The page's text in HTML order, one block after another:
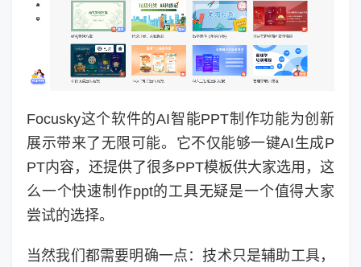
Focusky这个软件的AI智能PPT制作功能为创新
展示带来了无限可能。它不仅能够一键AI生成P
PT内容，还提供了很多PPT模板供大家选用，这
么一个快速制作ppt的工具无疑是一个值得大家
尝试的选择。
当然我们都需要明确一点：技术只是辅助工具，